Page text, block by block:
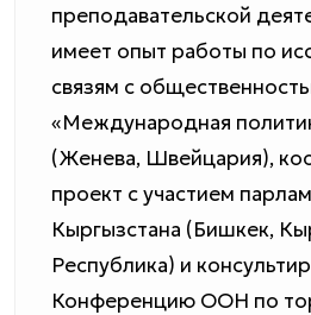
преподавательской
имеет опыт работы по
связям с
«Международная
(Женева, Швейцария),
проект с участием
Кыргызстана (Бишкек,
Республика) и
Конференцию ООН по